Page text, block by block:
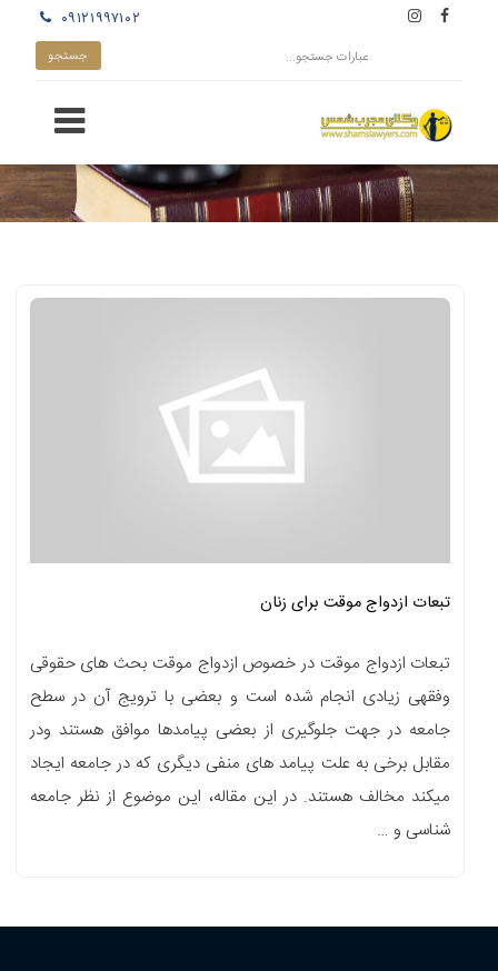
۰۹۱۲۱۹۹۷۱۰۲
تبعات ازدواج موقت برای زنان
تبعات ازدواج موقت در خصوص ازدواج موقت بحث های حقوقی
وفقهی زیادی انجام شده است و بعضی با ترویج آن در سطح
جامعه در جهت جلوگیری از بعضی پیامدها موافق هستند ودر
مقابل برخی به علت پیامد های منفی دیگری که در جامعه ایجاد
میکند مخالف هستند. در این مقاله، این موضوع از نظر جامعه
شناسی و …